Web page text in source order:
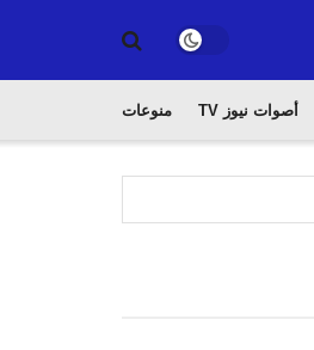
أصوات نيوز TV منوعات